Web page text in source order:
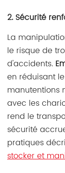
2. Sécurité
La
le risque de
d'accidents.
en réduisant
manutentions
avec les
rend le
sécurité
pratiques
stocker et